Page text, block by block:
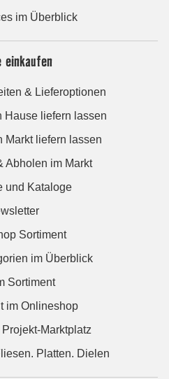
im Überblick
einkaufen
& Lieferoptionen
Hause liefern lassen
Markt liefern lassen
Abholen im Markt
und Kataloge
Sortiment
im Überblick
Sortiment
im Onlineshop
Marktplatz
Platten. Dielen